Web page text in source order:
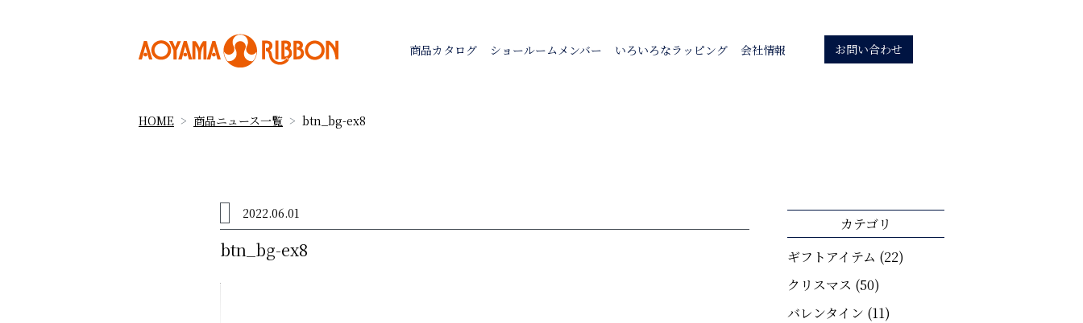
商品カタログ ショールームメンバー いろいろなラッピング 会社情報 お問い合わせ
HOME 商品ニュース一覧 btn_bg-ex8
2022.06.01
btn_bg-ex8
カテゴリ
ギフトアイテム (22)
クリスマス (50)
バレンタイン (11)